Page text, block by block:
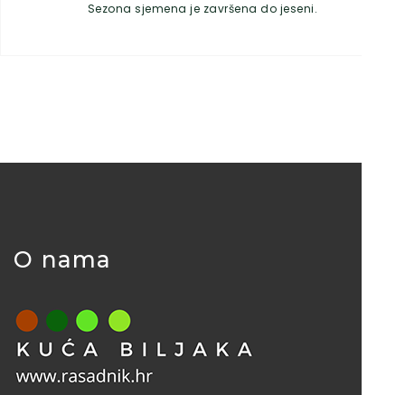
Sezona sjemena je završena do jeseni.
O nama